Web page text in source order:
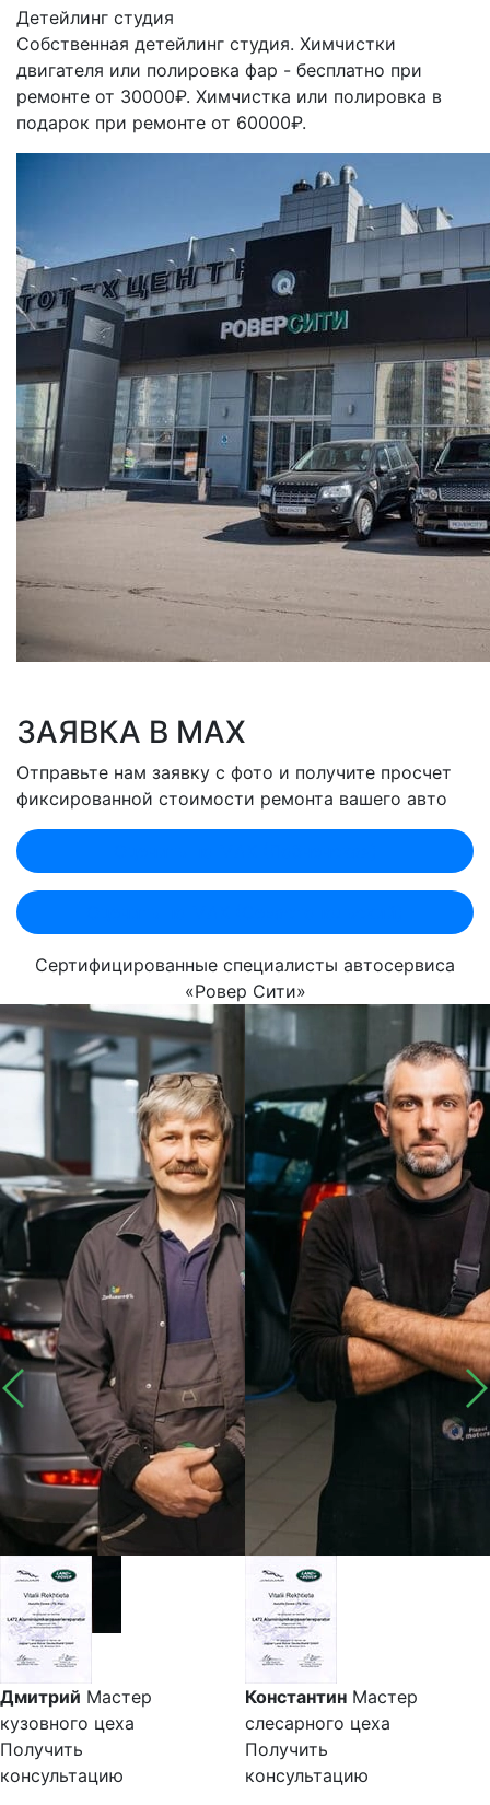
Детейлинг студия
Собственная детейлинг студия. Химчистки
двигателя или полировка фар - бесплатно при
ремонте от 30000₽. Химчистка или полировка в
подарок при ремонте от 60000₽.
ЗАЯВКА В MAX
Отправьте нам заявку с фото и получите просчет
фиксированной стоимости ремонта вашего авто
Сертифицированные специалисты автосервиса
«Ровер Сити»
Дмитрий Мастер
кузовного цеха
Получить
консультацию
Константин Мастер
слесарного цеха
Получить
консультацию